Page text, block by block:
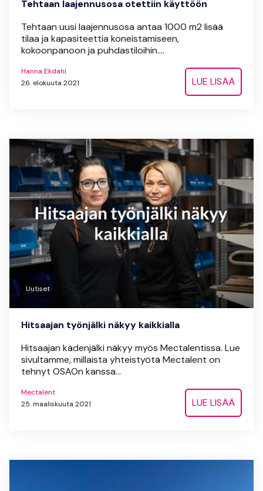
Tehtaan laajennusosa otettiin käyttöön
Tehtaan uusi laajennusosa antaa 1000 m2 lisää
tilaa ja kapasiteettia koneistamiseen,
kokoonpanoon ja puhdastiloihin....
Hanna Ekdahl
26. elokuuta 2021
LUE LISÄÄ
Uutiset
Hitsaajan työnjälki näkyy kaikkialla
Hitsaajan kädenjälki näkyy myös Mectalentissa. Lue
sivultamme, millaista yhteistyötä Mectalent on
tehnyt OSAOn kanssa...
Mectalent
25. maaliskuuta 2021
LUE LISÄÄ